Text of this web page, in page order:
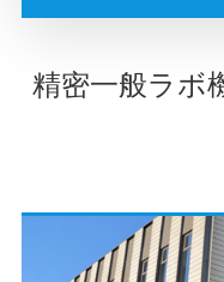
精密一般ラボ